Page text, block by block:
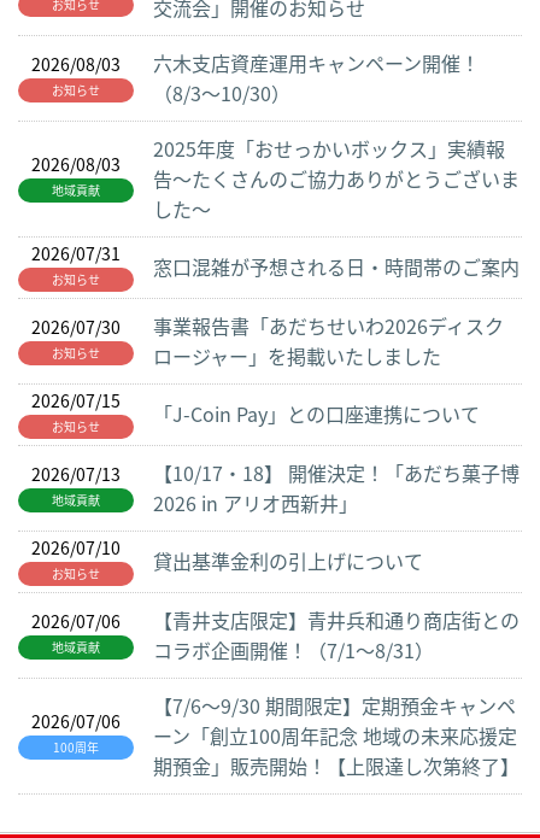
お知らせ
交流会」開催のお知らせ
2026/08/03
お知らせ
六木支店資産運用キャンペーン開催！
（8/3～10/30）
2026/08/03
地域貢献
2025年度「おせっかいボックス」実績報
告～たくさんのご協力ありがとうございま
した～
2026/07/31
お知らせ 窓口混雑が予想される日・時間帯のご案内
2026/07/30
お知らせ
事業報告書「あだちせいわ2026ディスク
ロージャー」を掲載いたしました
2026/07/15
お知らせ 「J-Coin Pay」との口座連携について
2026/07/13
地域貢献
【10/17・18】 開催決定！「あだち菓子博
2026 in アリオ西新井」
2026/07/10
お知らせ 貸出基準金利の引上げについて
2026/07/06
地域貢献
【青井支店限定】青井兵和通り商店街との
コラボ企画開催！（7/1～8/31）
2026/07/06
100周年
【7/6～9/30 期間限定】定期預金キャンペ
ーン「創立100周年記念 地域の未来応援定
期預金」販売開始！【上限達し次第終了】